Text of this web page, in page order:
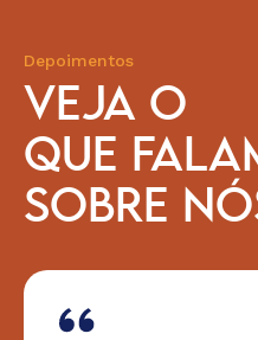
Depoimentos
VEJA O
QUE
SOBRE